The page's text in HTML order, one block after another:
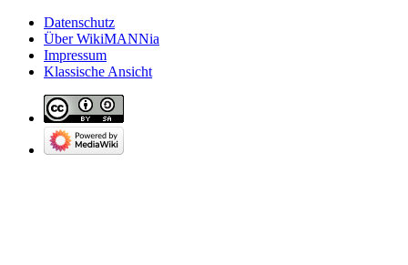
Datenschutz
Über WikiMANNia
Impressum
Klassische Ansicht